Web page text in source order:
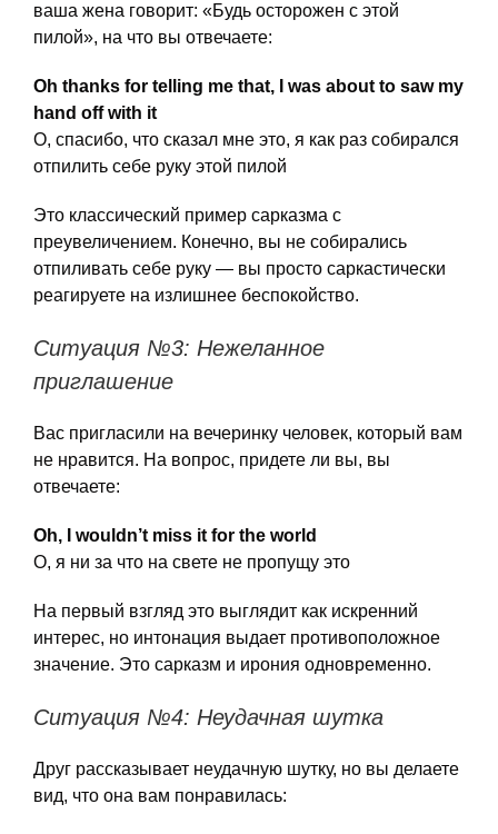
ваша жена говорит: «Будь осторожен с этой
пилой», на что вы отвечаете:
Oh thanks for telling me that, I was about to saw my
hand off with it
О, спасибо, что сказал мне это, я как раз собирался
отпилить себе руку этой пилой
Это классический пример сарказма с
преувеличением. Конечно, вы не собирались
отпиливать себе руку — вы просто саркастически
реагируете на излишнее беспокойство.
Ситуация №3: Нежеланное
приглашение
Вас пригласили на вечеринку человек, который вам
не нравится. На вопрос, придете ли вы, вы
отвечаете:
Oh, I wouldn’t miss it for the world
О, я ни за что на свете не пропущу это
На первый взгляд это выглядит как искренний
интерес, но интонация выдает противоположное
значение. Это сарказм и ирония одновременно.
Ситуация №4: Неудачная шутка
Друг рассказывает неудачную шутку, но вы делаете
вид, что она вам понравилась: